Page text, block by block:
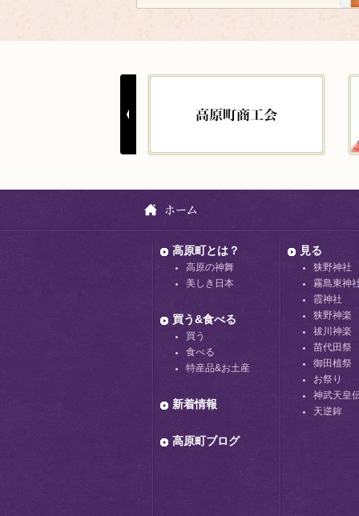
高原町とは？
高原の神舞
美しき日本
買う&食べる
買う
食べる
特産品&お土産
新着情報
高原町ブログ
見る
狭野神社
霧島東神
霞神社
狭野神楽
祓川神楽
苗代田祭
御田植祭
お祭り
神武天皇
天逆鉾